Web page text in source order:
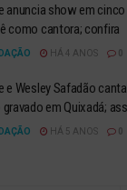
anuncia show em
como cantora; confira
HÁ 4 ANOS
e Wesley Safadão
em Quixadá;
HÁ 5 ANOS